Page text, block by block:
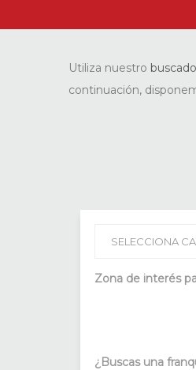
Utiliza nuestro
continuación,
Zona de interés
¿Buscas una